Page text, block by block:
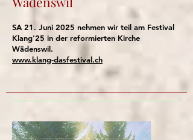
SA 21. Juni 2025 nehmen wir teil am Festival
Klang'25 in der reformierten Kirche
Wädenswil.
www.klang-dasfestival.ch